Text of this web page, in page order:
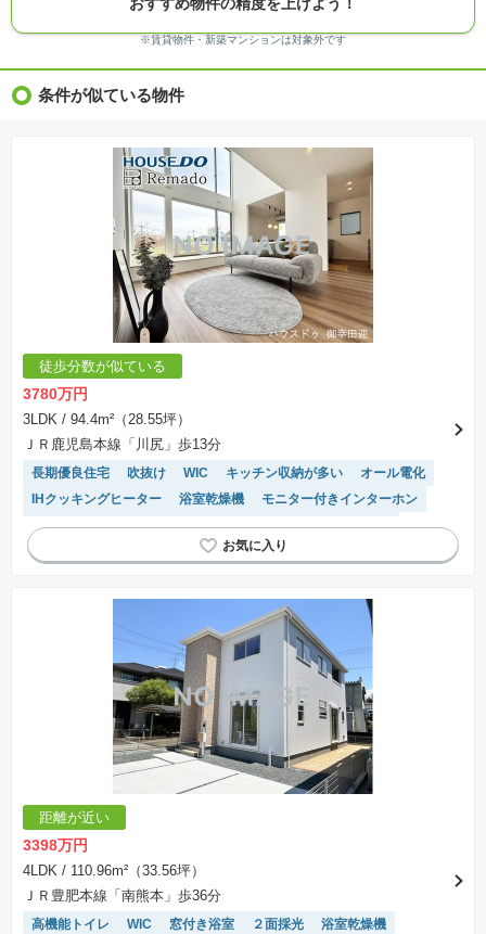
※モデルルーム・モデルハウス・展示場・ショールームの画像の場合、今回販売の物件と異な
※ＣＧ合成の画像の場合、実際とは多少異なる場合があります。
※物件特徴：販売戸数が複数の物件は、全ての住戸に該当しない項目もあります。
※価格更新：物件価格が変更された日から１週間表示されます。
※建築条件土地の情報内に掲載されている、建物プラン例は、土地購入者の設計プランの参考
の一例であって、プランの採用可否は任意です。
※土地（建築条件なし）で「建物プラン例」が表記してある時、そのプラン例は特定の建築請
負会社によるもので、当該建築請負会社以外で建てた場合、同様のものが同価格で建てられる
とは限りません。また建築請負会社を特定するものではありません。
※建築条件付き土地とは、その土地に建築する建物の建築請負契約が、一定期間内に成立する
ことを条件として売買される土地のことをいいます。建築請負契約成立に向けて設計プランを
協議するため、土地購入者が自己の希望する建物の設計協議をするために必要な相当の期間の
交渉期間が設定され、その期間内で希望を満たすプランが実現できたかどうかにより結論を出
します。なお、この期間は概ね3ヶ月程度とされています。納得のいくプランが出来ず、建築請
負契約が成立しない場合、土地売買契約は白紙に戻り、土地契約にかかった代金（土地代金、
手付金など）は名目のいかんに関わらず、全て返却されます。
※課税対象物件の「価格」や「費用等」は消費税込みの「総額表示」で統一しています。
※「本体価格」とは、課税対象物件においては「消費税を除いた建物価格」と「土地価格」の
合計額を指します。
表示されておりません。
※取引にかかる費用：物件の契約手続き、決済、引き渡し時にかかる費用を表示しています。
不動産会社によって表記有無が異なるため、ご自身で十分な確認をしていただくようにお願い
いたします。
場合があります。
※賃貸物件・新築マンションは対象外です
条件が似ている物件
徒歩分数が似ている
3780万円
3LDK / 94.4m²（28.55坪）
ＪＲ鹿児島本線「川尻」歩13分
長期優良住宅 吹抜け WIC キッチン収納が多い
オール電化
IHクッキングヒーター
浴室乾燥機
モニター付きインターホン
食洗機
陽当り良好 トイレ2個以上 SIC
対面キッチン
温水洗浄便座
システムキッチン 閑静な住宅地
距離が近い
3398万円
4LDK / 110.96m²（33.56坪）
ＪＲ豊肥本線「南熊本」歩36分
高機能トイレ WIC 窓付き浴室 ２面採光
浴室乾燥機